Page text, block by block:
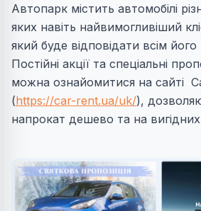
Автопарк містить автомобілі
яких навіть найвимогливіший
який буде відповідати всім
Постійні акції та спеціальні
можна ознайомитися на сайті
(https://car-rent.ua/uk/),
напрокат дешево та на